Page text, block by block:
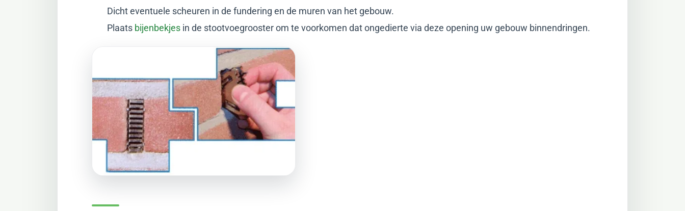
Dicht eventuele scheuren in de fundering en de muren van het gebouw.
Plaats bijenbekjes in de stootvoegrooster om te voorkomen dat ongedierte via deze opening uw gebouw binnendringen.